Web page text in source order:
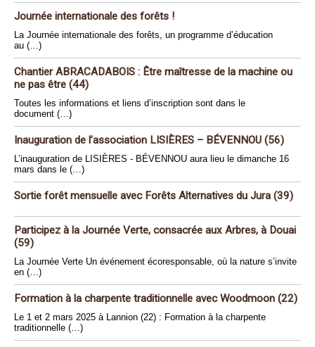
Journée internationale des forêts !
La Journée internationale des forêts, un programme d’éducation
au (…)
Chantier ABRACADABOIS : Être maîtresse de la machine ou
ne pas être (44)
Toutes les informations et liens d’inscription sont dans le
document (…)
Inauguration de l’association LISIÈRES – BÉVENNOU (56)
L’inauguration de LISIÈRES - BÉVENNOU aura lieu le dimanche 16
mars dans le (…)
Sortie forêt mensuelle avec Forêts Alternatives du Jura (39)
Participez à la Journée Verte, consacrée aux Arbres, à Douai
(59)
La Journée Verte Un événement écoresponsable, où la nature s’invite
en (…)
Formation à la charpente traditionnelle avec Woodmoon (22)
Le 1 et 2 mars 2025 à Lannion (22) : Formation à la charpente
traditionnelle (…)